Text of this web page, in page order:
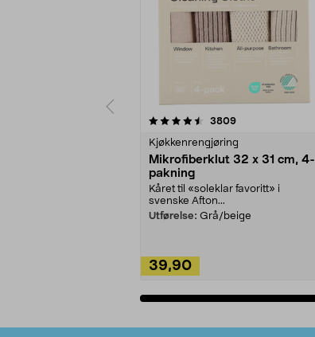
3809anmeldelser
Kjøkkenrengjøring
Mikrofiberklut 32 x 31 cm, 4-
pakning
Kåret til «soleklar favoritt» i
svenske Afton...
Utførelse: Grå/beige
39,90
4.5av 5 stjerner